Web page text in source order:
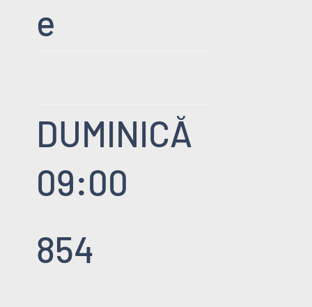
e
DUMINICĂ
09:00
854